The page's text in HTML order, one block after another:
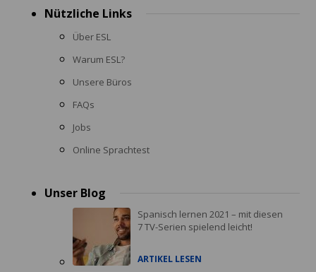
Nützliche Links
Über ESL
Warum ESL?
Unsere Büros
FAQs
Jobs
Online Sprachtest
Unser Blog
Spanisch lernen 2021 – mit diesen
7 TV-Serien spielend leicht!
ARTIKEL LESEN